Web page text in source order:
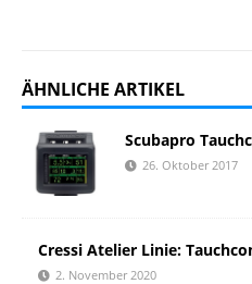
ÄHNLICHE ARTIKEL
Scubapro
26. Oktober 2017
Cressi Atelier Linie:
2. November 2020